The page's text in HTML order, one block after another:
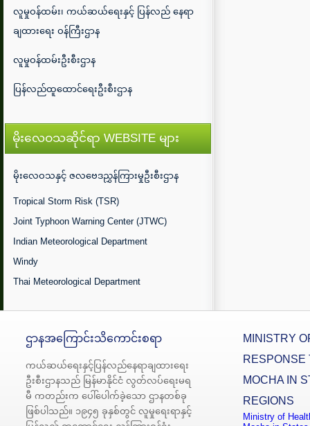
လူမှုဝန်ထမ်း၊ ကယ်ဆယ်ရေးနှင့် ပြန်လည် နေရာ
ချထားရေး ဝန်ကြီးဌာန
လူမှုဝန်ထမ်းဦးစီးဌာန
ပြန်လည်ထူထောင်ရေးဦးစီးဌာန
မိုးလေဝသဆိုင်ရာ WEBSITE များ
မိုးလေဝသနှင့် ဇလဗေဒညွှန်ကြားမှုဦးစီးဌာန
Tropical Storm Risk (TSR)
Joint Typhoon Warning Center (JTWC)
Indian Meteorological Department
Windy
Thai Meteorological Department
ဌာနအကြောင်းသိကောင်းစရာ
ကယ်ဆယ်ရေးနှင့်ပြန်လည်နေရာချထားရေး
ဦးစီးဌာနသည် မြန်မာနိုင်ငံ လွတ်လပ်ရေးမရ
မီ ကတည်းက ပေါ်ပေါက်ခဲ့သော ဌာနတစ်ခု
ဖြစ်ပါသည်။ ၁၉၄၅ ခုနှစ်တွင် လူမှုရေးရာနှင့်
MINISTRY
RESPONSE
MOCHA IN
REGIONS
Ministry of